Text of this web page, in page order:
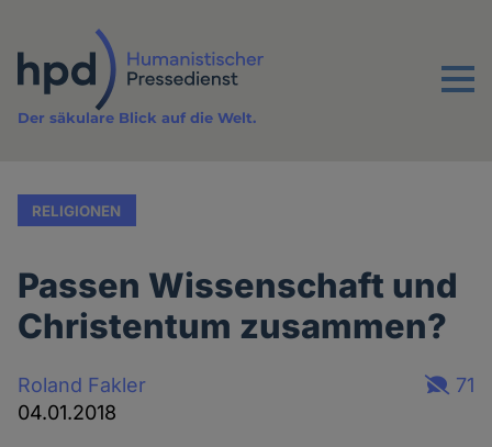
Inhalt
Menu
Der säkulare Blick auf die Welt.
RELIGIONEN
Passen Wissenschaft und
Christentum zusammen?
Roland Fakler
04.01.2018
71